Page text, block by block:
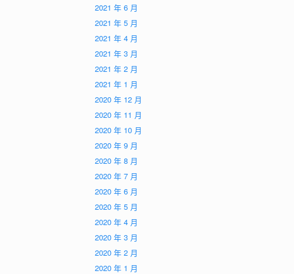
2021 年 6 月
2021 年 5 月
2021 年 4 月
2021 年 3 月
2021 年 2 月
2021 年 1 月
2020 年 12 月
2020 年 11 月
2020 年 10 月
2020 年 9 月
2020 年 8 月
2020 年 7 月
2020 年 6 月
2020 年 5 月
2020 年 4 月
2020 年 3 月
2020 年 2 月
2020 年 1 月